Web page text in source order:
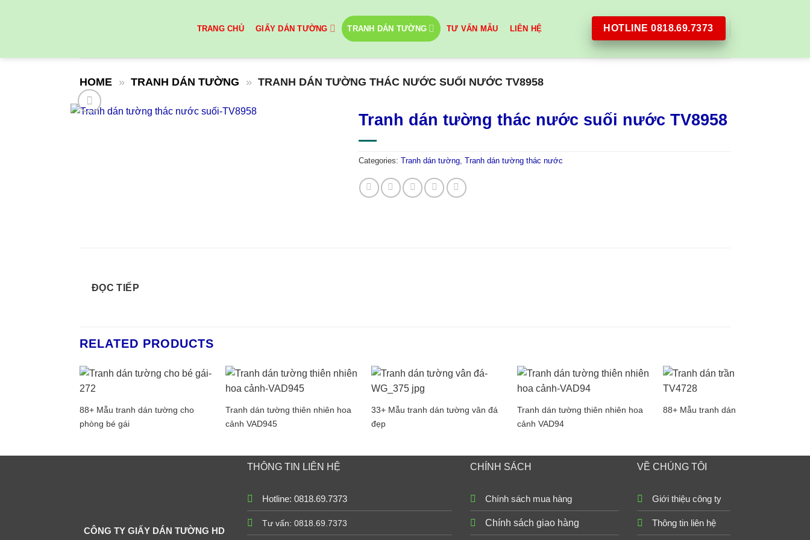
TRANG CHỦ GIẤY DÁN TƯỜNG TRANH DÁN TƯỜNG TƯ VẤN MẪU LIÊN HỆ HOTLINE 0818.69.7373
HOME » TRANH DÁN TƯỜNG » TRANH DÁN TƯỜNG THÁC NƯỚC SUỐI NƯỚC TV8958
Tranh dán tường thác nước suối nước TV8958
Categories: Tranh dán tường, Tranh dán tường thác nước
ĐỌC TIẾP
RELATED PRODUCTS
88+ Mẫu tranh dán tường cho
phòng bé gái
Tranh dán tường thiên nhiên hoa
cảnh VAD945
33+ Mẫu tranh dán tường vân đá
đẹp
Tranh dán tường thiên nhiên hoa
cảnh VAD94
88+ Mẫu tranh dán tường trần nhà
CÔNG TY GIẤY DÁN TƯỜNG HD
THÔNG TIN LIÊN HỆ
Hotline: 0818.69.7373
Tư vấn: 0818.69.7373
CHÍNH SÁCH
Chính sách mua hàng
Chính sách giao hàng
VỀ CHÚNG TÔI
Giới thiệu công ty
Thông tin liên hệ